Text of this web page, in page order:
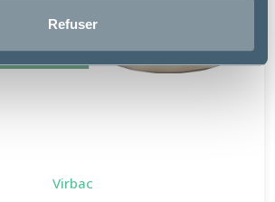
Refuser
Virbac